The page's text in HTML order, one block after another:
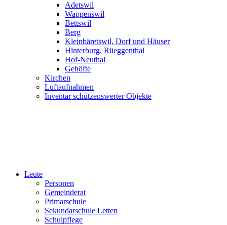
Adetswil
Wappenswil
Bettswil
Berg
Kleinbäretswil, Dorf und Häuser
Hinterburg, Rüeggenthal
Hof-Neuthal
Gehöfte
Kirchen
Luftaufnahmen
Inventar schützenswerter Objekte
Leute
Personen
Gemeinderat
Primarschule
Sekundarschule Letten
Schulpflege